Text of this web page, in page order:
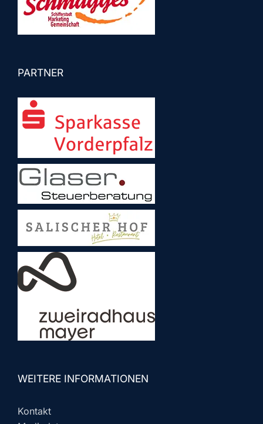
PARTNER
WEITERE INFORMATIONEN
Kontakt